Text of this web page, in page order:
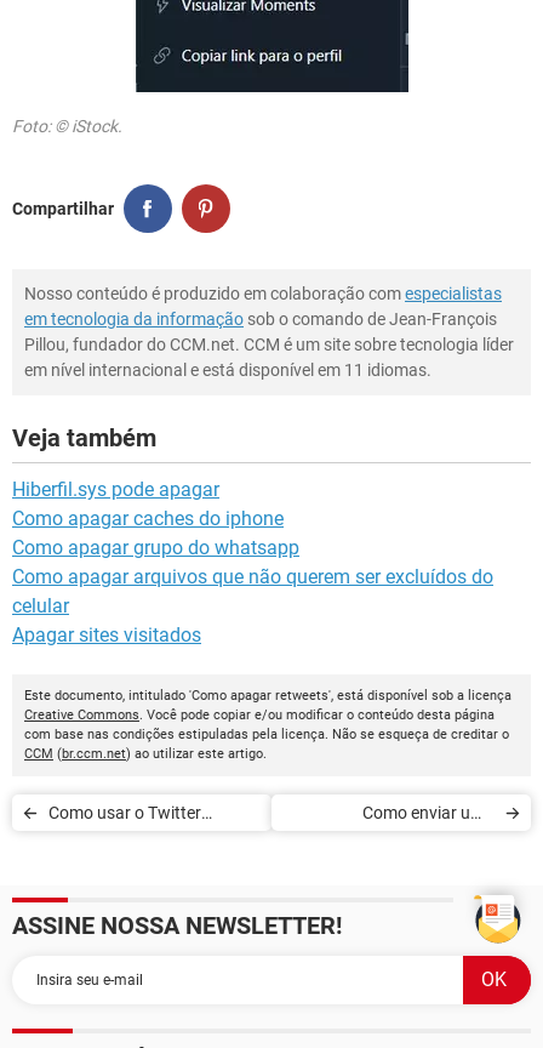
Foto: © iStock.
Compartilhar
Nosso conteúdo é produzido em colaboração comespecialistas
em tecnologia da informação sob o comando de Jean-François
Pillou, fundador do CCM.net. CCM é um site sobre tecnologia líder
em nível internacional e está disponível em 11 idiomas.
Veja também
Hiberfil.sys pode apagar
Como apagar caches do iphone
Como apagar grupo do whatsapp
Como apagar arquivos que não querem ser excluídos do
celular
Apagar sites visitados
Este documento, intitulado 'Como apagar retweets', está disponível sob a licença
Creative Commons. Você pode copiar e/ou modificar o conteúdo desta página
com base nas condições estipuladas pela licença. Não se esqueça de creditar o
CCM (br.ccm.net) ao utilizar este artigo.
Como usar o Twitter
Como enviar uma
ASSINE NOSSA NEWSLETTER!